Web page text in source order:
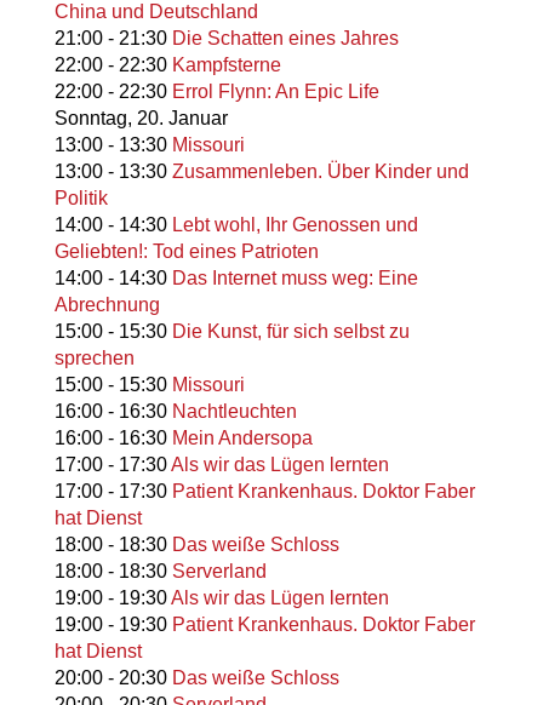
China und Deutschland
21:00- 21:30 Die Schatten eines Jahres
22:00- 22:30 Kampfsterne
22:00- 22:30 Errol Flynn: An Epic Life
Sonntag, 20. Januar
13:00- 13:30 Missouri
13:00- 13:30 Zusammenleben. Über Kinder und
Politik
14:00- 14:30 Lebt wohl, Ihr Genossen und
Geliebten!: Tod eines Patrioten
14:00- 14:30 Das Internet muss weg: Eine
Abrechnung
15:00- 15:30 Die Kunst, für sich selbst zu
sprechen
15:00- 15:30 Missouri
16:00- 16:30 Nachtleuchten
16:00- 16:30 Mein Andersopa
17:00- 17:30Als wir das Lügen lernten
17:00- 17:30 Patient Krankenhaus. Doktor Faber
hat Dienst
18:00- 18:30 Das weiße Schloss
18:00- 18:30 Serverland
19:00- 19:30Als wir das Lügen lernten
19:00- 19:30 Patient Krankenhaus. Doktor Faber
hat Dienst
20:00- 20:30 Das weiße Schloss